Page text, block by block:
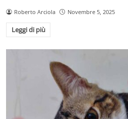
Roberto Arciola Novembre 5, 2025
Leggi di più